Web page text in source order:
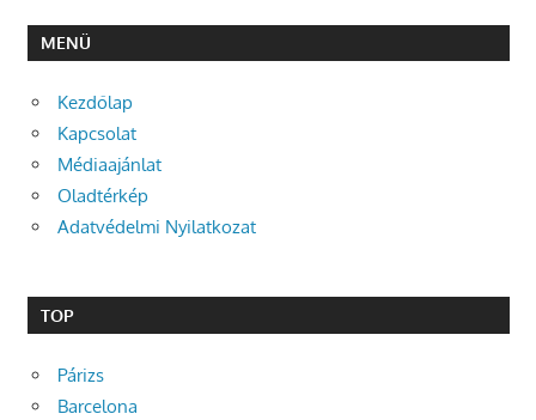
MENÜ
Kezdőlap
Kapcsolat
Médiaajánlat
Oladtérkép
Adatvédelmi Nyilatkozat
TOP
Párizs
Barcelona